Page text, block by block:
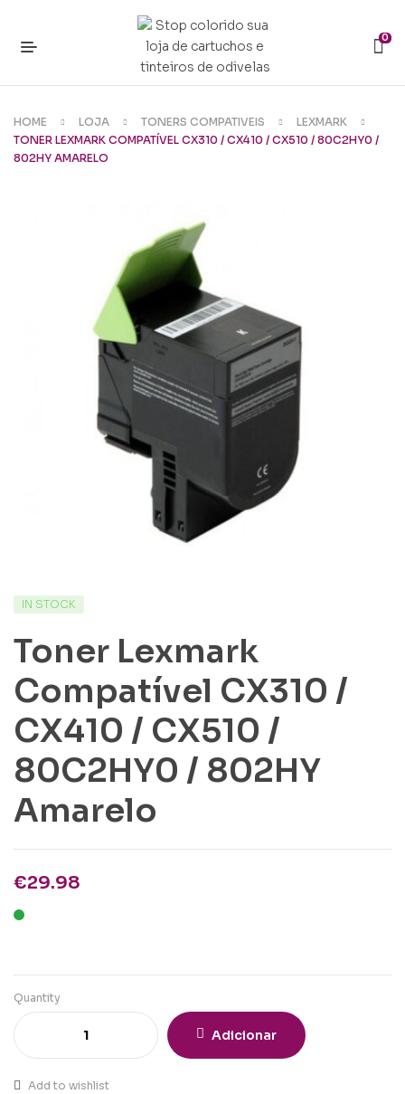
0
HOME LOJA TONERS COMPATIVEIS
LEXMARK
TONER LEXMARK COMPATÍVEL CX310 / CX410 / CX510 / 80C2HY0 /
802HY AMARELO
IN STOCK
Toner Lexmark
Compatível CX310 /
CX410 / CX510 /
80C2HY0 / 802HY
Amarelo
€29.98
Quantity
Adicionar
Add to wishlist